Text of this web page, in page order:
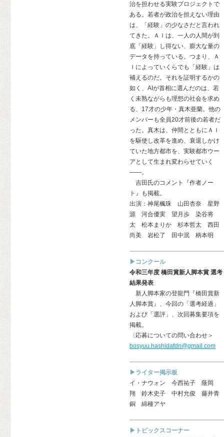
治を担わせる実験プロジェクトで
ある。若者が政治を担えない理由
は、「経験」の少なさだと言われ
てきた。ＡＩは、一人の人間が到
底「経験」し得ない、膨大な量の
データを持っている。つまり、Ａ
Ｉによっていくらでも「経験」は
補えるのだ。それを証明するかの
如く、AIが首相に選んだのは、若
く未熟ながらも理想の社会を求め
る、17才の少年・真木亜蘭。他の
メンバーも全員20才前後の若者だ
った。真木は、仲間とともにＡＩ
を駆使し改革を進め、衰退しかけ
ていた地方都市を、実験都市ウー
アとして生まれ変わらせていく
――。
吉田氏のコメント『作者ノー
ト』も掲載。
出演：神尾楓珠 山田杏奈 星野
源 河合優実 望月歩 染谷将
太 松本まりか 杉本哲太 西田
尚美 岩松了 田中泯 柄本明
▶コンクール
令和三年度 橋田賞新人脚本賞 選考
結果発表
新人脚本家の登龍門『橋田賞新
人脚本賞』、今回の「選考経過」
および「選評」、次回募集要項を
掲載。
〈応募についての問い合わせ＞
bosyuu.hashidafdn@gmail.com
▶ライター掲示板
イ・ナウォン 今西祐子 蔭岡
翔 鈴木史子 中村允俊 藤井青
銅 綿種アヤ
▶トピックスコーナー